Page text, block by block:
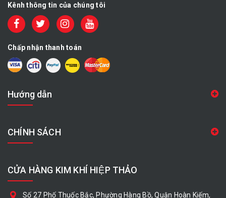
Kênh thông tin của chúng tôi
Chấp nhận thanh toán
Hướng dẫn
CHÍNH SÁCH
CỬA HÀNG KIM KHÍ HIỆP THẢO
Số 27 Phố Thuốc Bắc, Phường Hàng Bồ, Quận Hoàn Kiếm,